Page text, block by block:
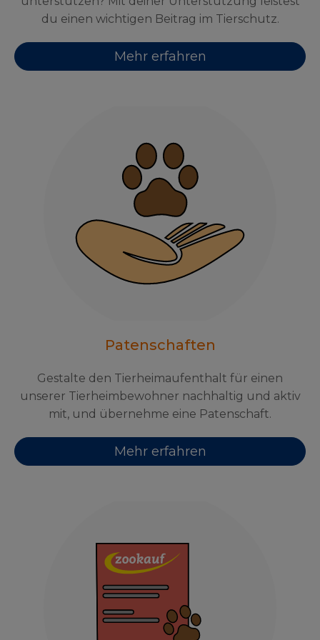
du einen wichtigen Beitrag im Tierschutz.
Mehr erfahren
Patenschaften
Gestalte den Tierheimaufenthalt für einen
unserer Tierheimbewohner nachhaltig und aktiv
mit, und übernehme eine Patenschaft.
Mehr erfahren